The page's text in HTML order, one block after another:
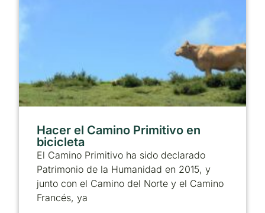
Hacer el Camino Primitivo en
bicicleta
El Camino Primitivo ha sido declarado
Patrimonio de la Humanidad en 2015, y
junto con el Camino del Norte y el Camino
Francés, ya